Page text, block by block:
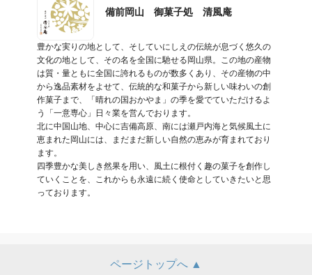
備前岡山 御菓子処 清風庵
豊かな実りの地として、そしていにしえの伝統が息づく悠久の
文化の地として、その名を全国に馳せる岡山県。この地の産物
は質・量ともに全国に誇れるものが数多くあり、その産物の中
から逸品素材をよせて、伝統的な和菓子から新しい味わいの創
作菓子まで、「晴れの国おかやま」の季を愛でていただけるよ
う「一意専心」日々業を営んでおります。
北に中国山地、中心に吉備高原、南には瀬戸内海と気候風土に
恵まれた岡山には、まだまだ新しい自然の恵みが育まれており
ます。
四季豊かな美しき然果を用い、風土に根付く趣の菓子を創作し
ていくことを、これからも永遠に続く使命としていきたいと思
っております。
ページトップへ ▲